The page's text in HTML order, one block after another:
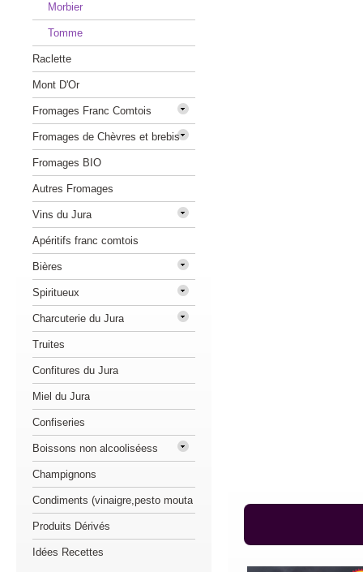
Morbier
Tomme
Raclette
Mont D'Or
Fromages Franc Comtois
Fromages de Chèvres et brebis
Fromages BIO
Autres Fromages
Vins du Jura
Apéritifs franc comtois
Bières
Spiritueux
Charcuterie du Jura
Truites
Confitures du Jura
Miel du Jura
Confiseries
Boissons non alcooliséess
Champignons
Condiments (vinaigre,pesto mouta
Produits Dérivés
Idées Recettes